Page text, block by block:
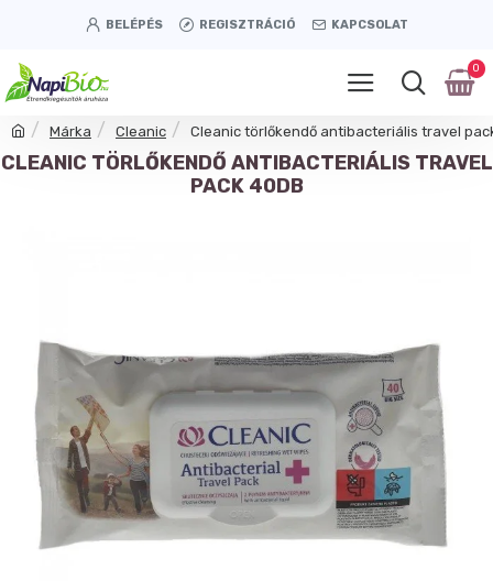
BELÉPÉS REGISZTRÁCIÓ KAPCSOLAT
0
Márka Cleanic Cleanic törlőkendő antibacteriális travel
CLEANIC TÖRLŐKENDŐ ANTIBACTERIÁLIS TRAVEL
PACK 40DB